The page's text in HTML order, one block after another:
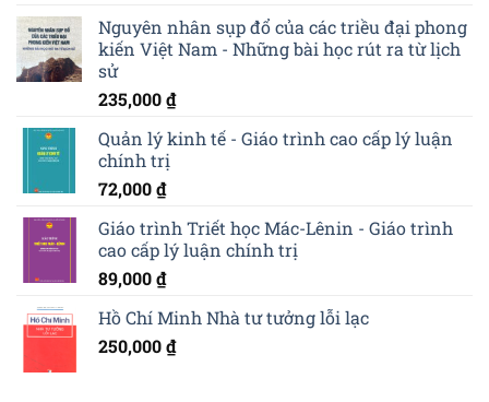
Nguyên nhân sụp đổ của các triều đại phong
kiến Việt Nam - Những bài học rút ra từ lịch
sử
235,000₫
Quản lý kinh tế - Giáo trình cao cấp lý luận
chính trị
72,000₫
Giáo trình Triết học Mác-Lênin - Giáo trình
cao cấp lý luận chính trị
89,000₫
Hồ Chí Minh Nhà tư tưởng lỗi lạc
250,000₫